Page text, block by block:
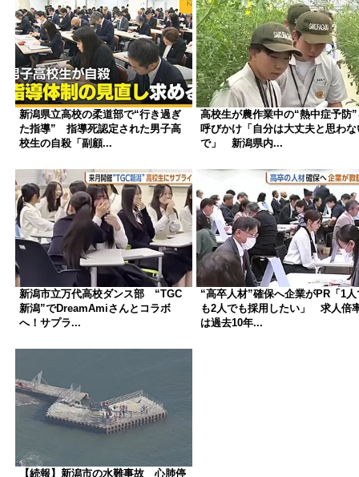
新潟県立高校の柔道部で“行き過ぎ
た指導” 指導死認定された男子高
校生の自殺「副顧...
高校生が農作業中の“熱中症予防
呼びかけ「自分は大丈夫と思わな
で」 新潟県内...
新潟市立万代高校ダンス部 “TGC
新潟”でDreamAmiさんとコラボ
へ！サプラ...
“高卒人材”確保へ企業がPR「1人
も2人でも採用したい」 求人倍
は過去10年...
【続報】新潟市の水難事故 心肺停